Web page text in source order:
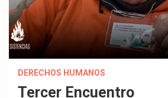
DERECHOS HUMANOS
Tercer Encuentro